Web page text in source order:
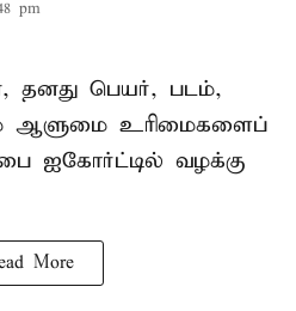
pm
, தனது பெயர், படம்,
ஆளுமை உரிமைகளைப்
ஐகோர்ட்டில் வழக்கு
More